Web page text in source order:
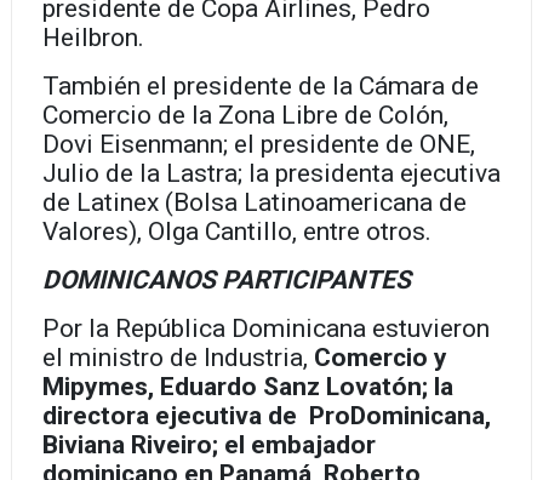
presidente de Copa Airlines, Pedro
Heilbron.
También el presidente de la Cámara de
Comercio de la Zona Libre de Colón,
Dovi Eisenmann; el presidente de ONE,
Julio de la Lastra; la presidenta ejecutiva
de Latinex (Bolsa Latinoamericana de
Valores), Olga Cantillo, entre otros.
DOMINICANOS PARTICIPANTES
Por la República Dominicana estuvieron
el ministro de Industria, Comercio y
Mipymes, Eduardo Sanz Lovatón; la
directora ejecutiva de ProDominicana,
Biviana Riveiro; el embajador
dominicano en Panamá, Roberto